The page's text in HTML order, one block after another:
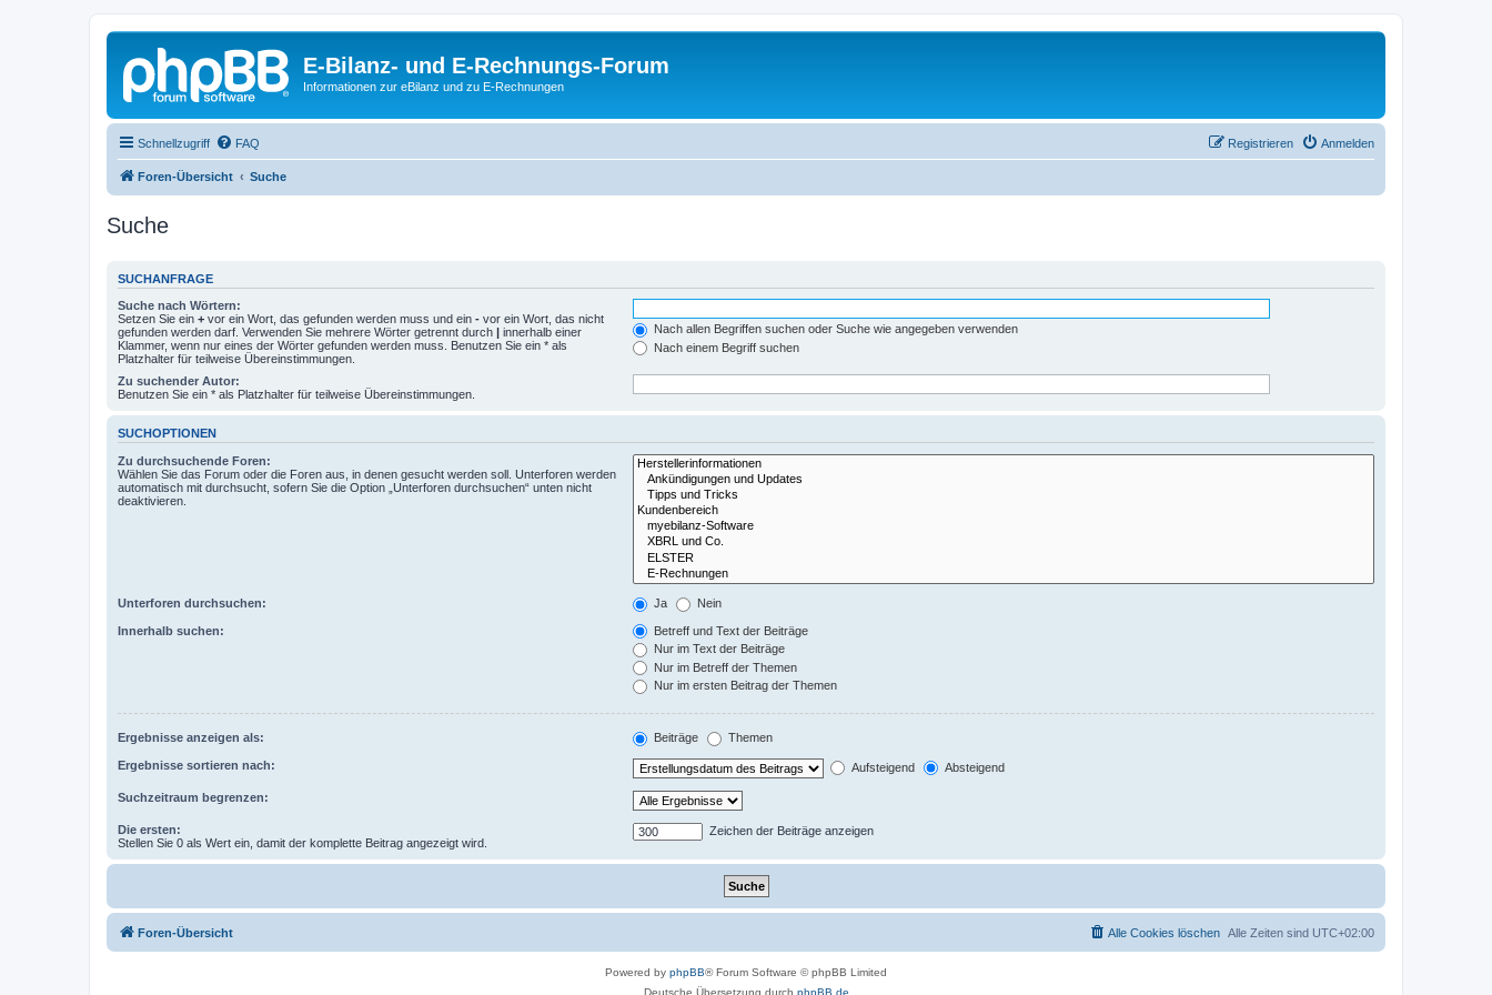
E-Bilanz- und E-Rechnungs-Forum
Informationen zur eBilanz und zu E-Rechnungen
Schnellzugriff FAQ Anmelden
Registrieren
Foren-Übersicht Suche
Suche
SUCHANFRAGE
Suche nach Wörtern:
Setzen Sie ein + vor ein Wort, das gefunden werden muss und ein - vor ein Wort, das nicht
gefunden werden darf. Verwenden Sie mehrere Wörter getrennt durch | innerhalb einer
Klammer, wenn nur eines der Wörter gefunden werden muss. Benutzen Sie ein * als
Platzhalter für teilweise Übereinstimmungen.
Nach allen Begriffen suchen oder Suche wie angegeben verwenden
Nach einem Begriff suchen
Zu suchender Autor:
Benutzen Sie ein * als Platzhalter für teilweise Übereinstimmungen.
SUCHOPTIONEN
Zu durchsuchende Foren:
Wählen Sie das Forum oder die Foren aus, in denen gesucht werden soll. Unterforen werden
automatisch mit durchsucht, sofern Sie die Option „Unterforen durchsuchen“ unten nicht
deaktivieren.
Unterforen durchsuchen: Ja Nein
Innerhalb suchen:
Betreff und Text der Beiträge
Nur im Text der Beiträge
Nur im Betreff der Themen
Nur im ersten Beitrag der Themen
Ergebnisse anzeigen als: Beiträge Themen
Ergebnisse sortieren nach: Aufsteigend Absteigend
Suchzeitraum begrenzen:
Die ersten:
Stellen Sie 0 als Wert ein, damit der komplette Beitrag angezeigt wird.
Zeichen der Beiträge anzeigen
Foren-Übersicht Alle Zeiten sind UTC+02:00
Alle Cookies löschen
Powered by phpBB® Forum Software © phpBB Limited
Deutsche Übersetzung durch phpBB.de